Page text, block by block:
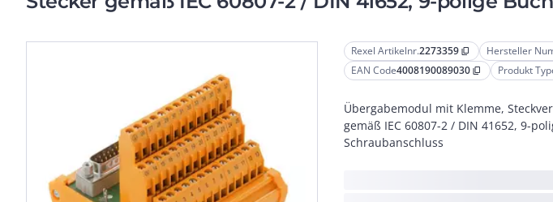
Rexel Artikelnr.2273359 content_copy Hersteller
EAN Code4008190089030 content_copy Produkt
Übergabemodul mit Klemme,
gemäß IEC 60807-2 / DIN 41652, 9-
Schraubanschluss